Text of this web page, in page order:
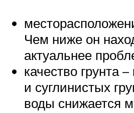
Чем ниже он
актуальнее
качество грунта
и суглинистых
воды снижается